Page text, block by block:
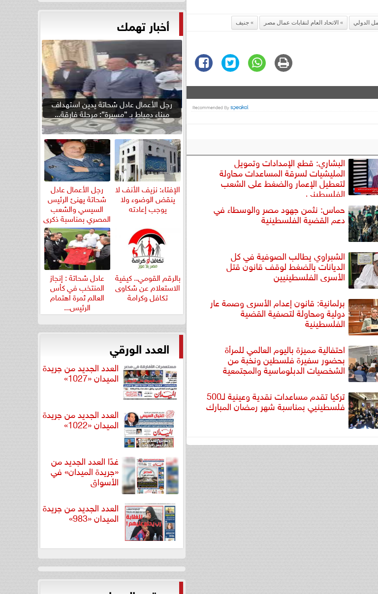
الدولي الاتحاد العام لنقابات عمال مصر جنيف
البشاري: قطع الإمدادات وتمويل
المليشيات لسرقة المساعدات محاولة
لتعطيل الإعمار والضغط على الشعب
الفلسطيني
حماس: نثمن جهود مصر والوسطاء في
دعم القضية الفلسطينية
الشبراوي يطالب الصوفية في كل
الديانات بالضغط لوقف قانون قتل
الأسرى الفلسطينيين
برلمانية: قانون إعدام الأسرى وصمة عار
دولية ومحاولة لتصفية القضية
الفلسطينية
احتفالية مميزة باليوم العالمي للمرأة
بحضور سفيرة فلسطين ونخبة من
الشخصيات الدبلوماسية والمجتمعية
تركيا تقدم مساعدات نقدية وعينية لـ500
فلسطينيي بمناسبة شهر رمضان المبارك
أخبار تهمك
رجل الأعمال عادل شحاتة يدين استهداف
ميناء دمياط بـ ”مسيرة”: مرحلة فارقة...
الإفتاء: نزيف الأنف لا
ينقض الوضوء ولا
يوجب إعادته
رجل الأعمال عادل
شحاتة يهنئ الرئيس
السيسي والشعب
المصري بمناسبة ذكرى
ثورة...
بالرقم القومي.. كيفية
الاستعلام عن شكاوى
تكافل وكرامة
عادل شحاتة : إنجاز
المنتخب في كأس
العالم ثمرة اهتمام
الرئيس...
العدد الورقي
العدد الجديد من جريدة
الميدان «1027»
العدد الجديد من جريدة
الميدان «1022»
غدًا العدد الجديد من
«جريدة الميدان» في
الأسواق
العدد الجديد من جريدة
الميدان «983»